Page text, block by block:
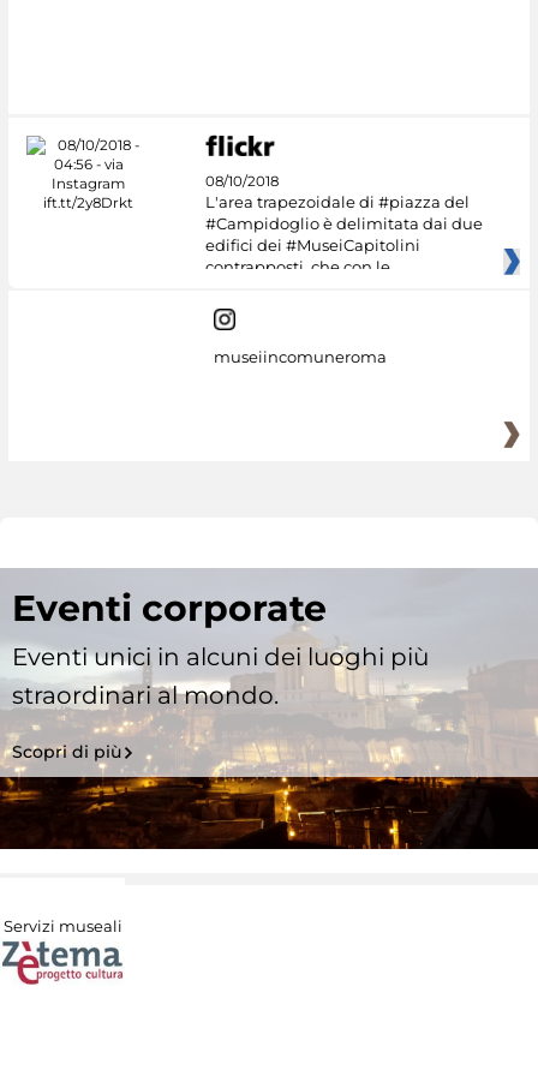
08/10/2018
L'area trapezoidale di #piazza del
#Campidoglio è delimitata dai due
edifici dei #MuseiCapitolini
contrapposti, che con le
museiincomuneroma
Eventi corporate
Eventi unici in alcuni dei luoghi più
straordinari al mondo.
Scopri di più
Servizi museali